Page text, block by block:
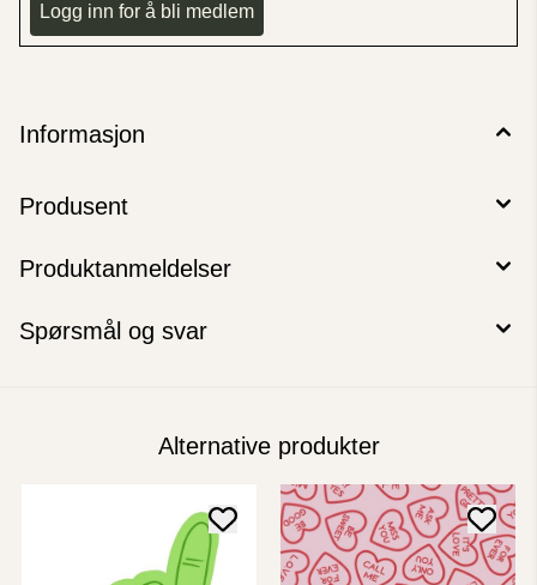
Logg inn for å bli medlem
Informasjon
Produsent
Produktanmeldelser
Spørsmål og svar
Alternative produkter